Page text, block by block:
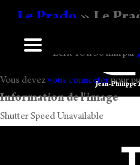
Le Prado » Le
Ecrit 16 h 30 minpar
Vous devezvous connecterpour
Information de l'image
Shutter Speed Unavailable